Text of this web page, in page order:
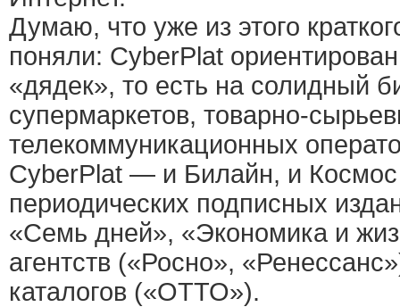
Думаю, что уже из этого
поняли: CyberPlat
«дядек», то есть на солидный
супермаркетов, товарно-
телекоммуникационных
CyberPlat — и Билайн, и
периодических подписных
«Семь дней», «Экономика и
агентств («Росно»,
каталогов («ОТТО»).